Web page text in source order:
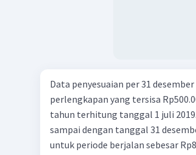
Data penyesuaian per 31 desember
perlengkapan yang tersisa Rp500.000,00 2. pendapatan sewa
tahun terhitung tanggal 1 juli 2019. 3. iklan dibayar untuk 10 kali terbit, dan
sampai dengan tanggal 31
untuk periode berjalan sebesar